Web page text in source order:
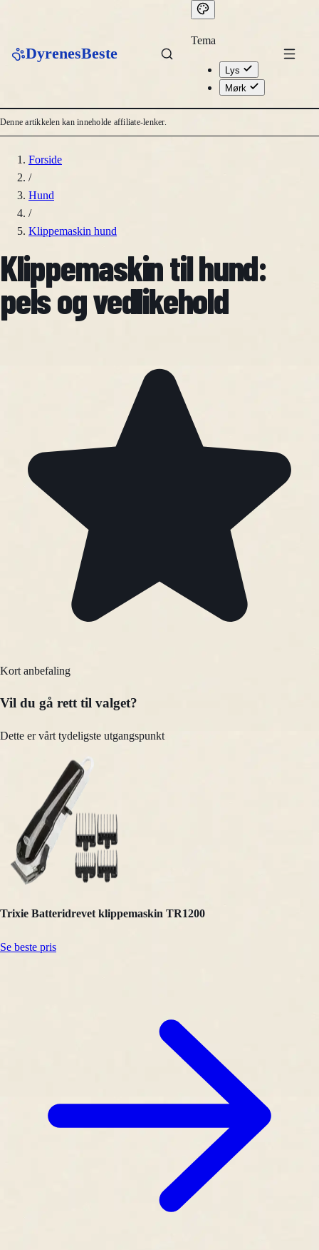
DyrenesBeste
Tema
Lys
Mørk
Denne artikkelen kan inneholde affiliate-lenker.
Forside
/
Hund
/
Klippemaskin hund
Klippemaskin til hund:
pels og vedlikehold
Kort anbefaling
Vil du gå rett til valget?
Dette er vårt tydeligste utgangspunkt
Trixie Batteridrevet klippemaskin TR1200
Se beste pris